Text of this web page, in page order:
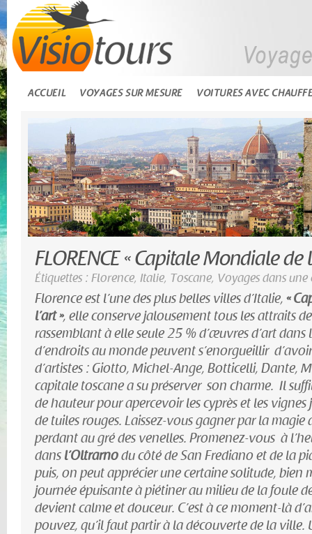
ACCUEIL VOYAGES SUR MESURE VOITURES AVEC
FLORENCE « Capitale Mondiale de
Étiquettes : Florence, Italie, Toscane, Voyages dans
Florence est l’une des plus belles villes d’Italie, «
l’art », elle conserve jalousement tous les attraits
rassemblant à elle seule 25 % d’œuvres d’art dans
d’endroits au monde peuvent s’enorgueillir
d’artistes : Giotto, Michel-Ange, Botticelli, Dante,
capitale toscane a su préserver son charme. Il
de hauteur pour apercevoir les cyprès et les vignes
de tuiles rouges. Laissez-vous gagner par la magie
perdant au gré des venelles. Promenez-vous à
dans l’Oltrarnodu côté de San Frediano et de la
puis, on peut apprécier une certaine solitude, bien
journée épuisante à piétiner au milieu de la foule
devient calme et douceur. C’est à ce moment-là
pouvez, qu’il faut partir à la découverte de la ville.